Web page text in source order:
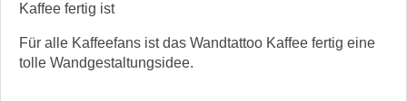
Kaffee fertig ist
Für alle Kaffeefans ist das Wandtattoo Kaffee fertig eine
tolle Wandgestaltungsidee.